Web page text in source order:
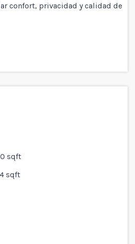
confort, privacidad y calidad de
390 sqft
314 sqft